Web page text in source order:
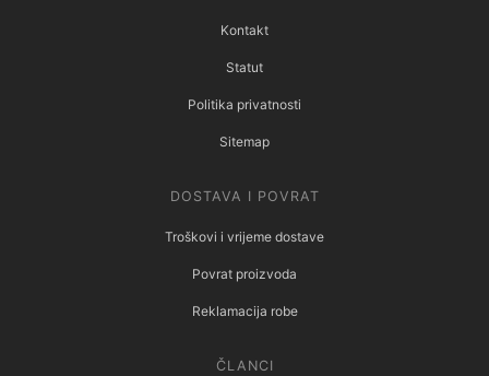
Kontakt
Statut
Politika privatnosti
Sitemap
DOSTAVA I POVRAT
Troškovi i vrijeme dostave
Povrat proizvoda
Reklamacija robe
ČLANCI